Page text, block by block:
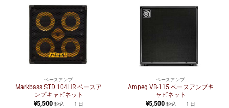
ベースアンプ
Markbass STD 104HR ベースア
ンプキャビネット
¥5,500 税込 1 日
ベースアンプ
Ampeg VB-115 ベースアンプキ
ャビネット
¥5,500 税込 1 日